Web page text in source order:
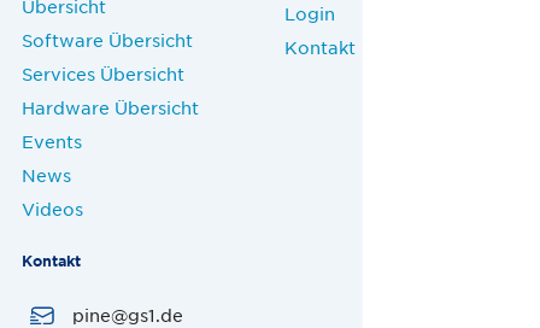
Übersicht
Software Übersicht
Services Übersicht
Hardware Übersicht
Events
News
Videos
Login
Kontakt
Kontakt
pine@gs1.de